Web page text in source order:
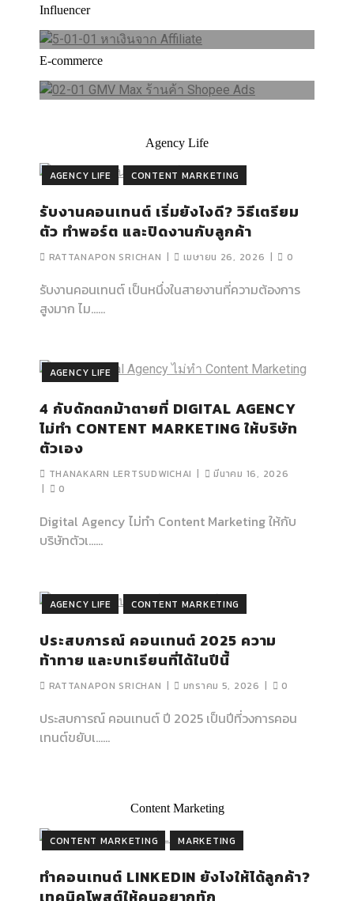
Influencer
E-commerce
อัปเดตใหม่! ดีจริงไหม เหมาะกับใคร
จากประสบการณ์จริง
THANAKARN LERTSUDWICHAI
Agency Life
AGENCY LIFE CONTENT MARKETING
รับงานคอนเทนต์ เริ่มยังไงดี? วิธีเตรียม
ตัว ทำพอร์ต และปิดงานกับลูกค้า
RATTANAPON SRICHAN เมษายน 26, 2026 0
รับงานคอนเทนต์ เป็นหนึ่งในสายงานที่ความต้องการ
สูงมาก ไม…...
AGENCY LIFE
4 กับดักตกม้าตายที่ DIGITAL AGENCY
ไม่ทำ CONTENT MARKETING ให้บริษัท
ตัวเอง
THANAKARN LERTSUDWICHAI
มีนาคม 16, 2026
0
Digital Agency ไม่ทำ Content Marketing ให้กับ
บริษัทตัวเ…...
AGENCY LIFE CONTENT MARKETING
ประสบการณ์ คอนเทนต์ 2025 ความ
ท้าทาย และบทเรียนที่ได้ในปีนี้
RATTANAPON SRICHAN มกราคม 5, 2026 0
ประสบการณ์ คอนเทนต์ ปี 2025 เป็นปีที่วงการคอน
เทนต์ขยับเ…...
Content Marketing
CONTENT MARKETING MARKETING
ทำคอนเทนต์ LINKEDIN ยังไงให้ได้ลูกค้า?